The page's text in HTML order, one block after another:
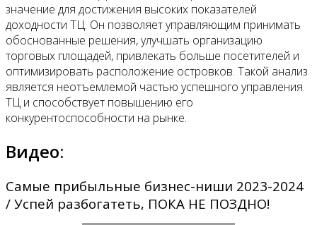
значение для достижения высоких показателей
доходности ТЦ. Он позволяет управляющим принимать
обоснованные решения, улучшать организацию
торговых площадей, привлекать больше посетителей и
оптимизировать расположение островков. Такой анализ
является неотъемлемой частью успешного управления
ТЦ и способствует повышению его
конкурентоспособности на рынке.
Видео:
Самые прибыльные бизнес-ниши 2023-2024
/ Успей разбогатеть, ПОКА НЕ ПОЗДНО!